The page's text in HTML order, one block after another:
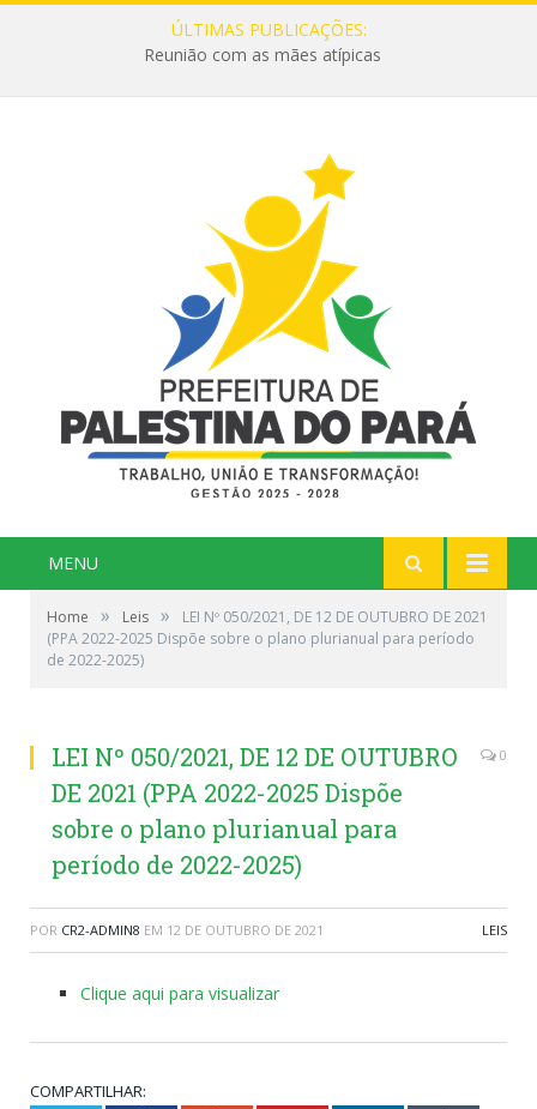
ÚLTIMAS PUBLICAÇÕES:
Reunião com as mães atípicas
MENU
Home » Leis »
LEI Nº 050/2021, DE 12 DE OUTUBRO DE 2021
(PPA 2022-2025 Dispõe sobre o plano plurianual para período
de 2022-2025)
LEI Nº 050/2021, DE 12 DE OUTUBRO
DE 2021 (PPA 2022-2025 Dispõe
sobre o plano plurianual para
período de 2022-2025)
0
POR CR2-ADMIN8 EM 12 DE OUTUBRO DE 2021 LEIS
Clique aqui para visualizar
COMPARTILHAR: